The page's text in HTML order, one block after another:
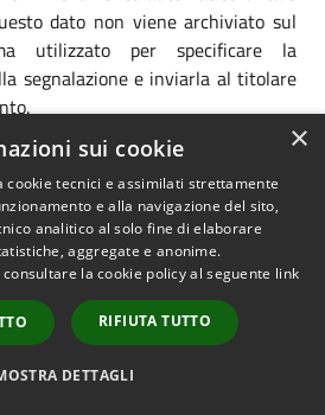
dato non viene archiviato sul
utilizzato per specificare la
segnalazione e inviarla al titolare
. Questo tipo di
questa App monitorare l’utilizzo ed
di componenti della stessa, per
delle prestazioni e delle
o la risoluzione di
trattati dipendono dalle
modalità di implementazione di
per loro natura filtrano l’attività di
accesso ai servizi dell’app
×
sui cookie
cookie tecnici e assimilati strettamente
e alla navigazione del sito,
analitico al solo fine di elaborare
aggregate e anonime.
la cookie policy al seguente link
RIFIUTA TUTTO
DETTAGLI